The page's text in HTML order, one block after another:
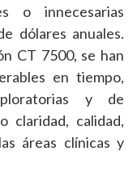
o innecesarias
dólares anuales.
CT 7500, se han
en tiempo,
y de
claridad, calidad,
áreas clínicas y